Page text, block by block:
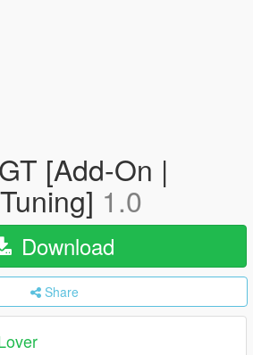
[Add-On |
1.0
Download
Share